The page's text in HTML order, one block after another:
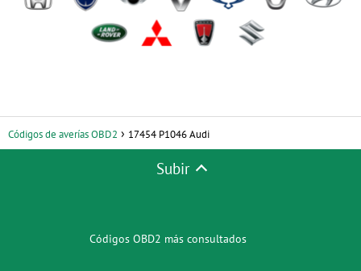
Códigos de averías OBD2 17454 P1046 Audi
Subir
Códigos OBD2 más consultados